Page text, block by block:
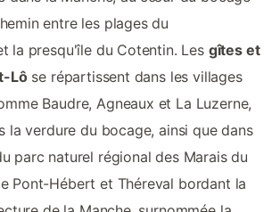
entre les plages du
la presqu'île du Cotentin. Les gîtes et
Lôse répartissent dans les villages
Baudre, Agneaux et La Luzerne,
la verdure du bocage, ainsi que dans
parc naturel régional des Marais du
Pont-Hébert et Théreval bordant la